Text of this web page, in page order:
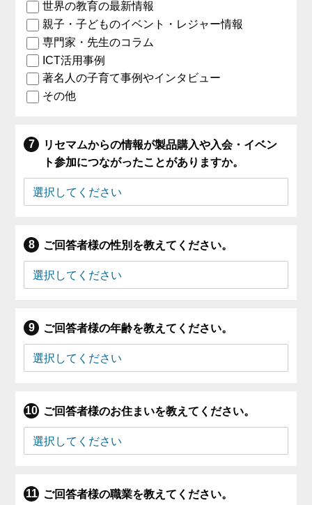
世界の教育の最新情報
親子・子どものイベント・レジャー情報
専門家・先生のコラム
ICT活用事例
著名人の子育て事例やインタビュー
その他
リセマムからの情報が製品購入や入会・イベン
ト参加につながったことがありますか。
ご回答者様の性別を教えてください。
ご回答者様の年齢を教えてください。
ご回答者様のお住まいを教えてください。
ご回答者様の職業を教えてください。